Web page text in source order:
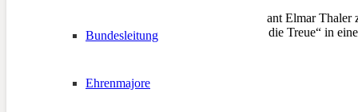
Bundesleitung
Ehrenmajore
BOZEN – Landeskommandant Elmar
Schriftzug „Dem Land Tirol die Treue“ in